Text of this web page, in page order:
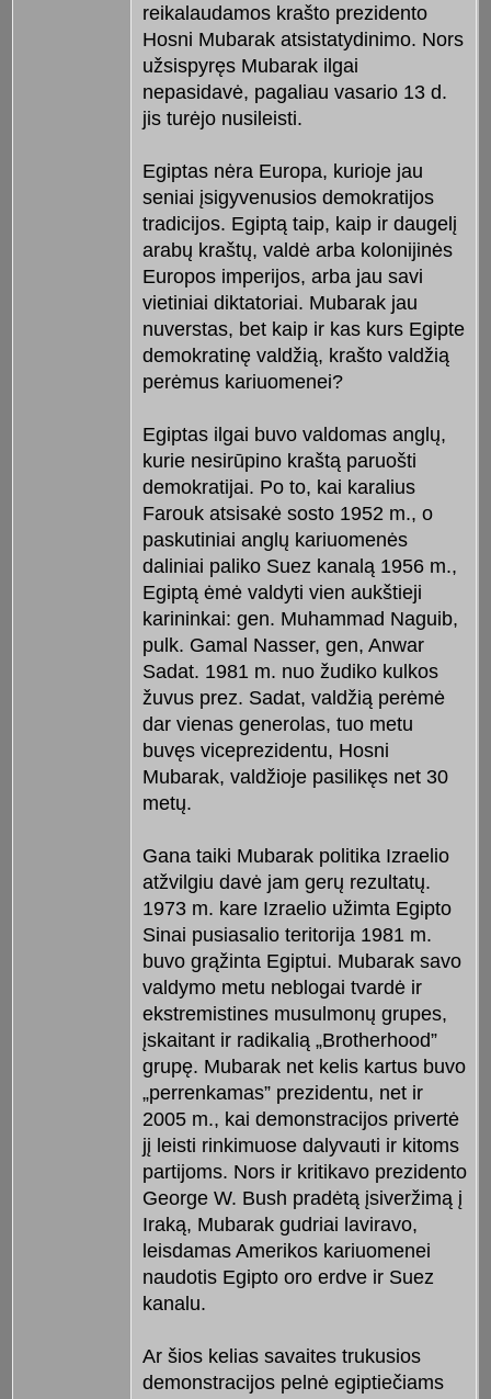
reikalaudamos krašto prezidento
Hosni Mubarak atsistatydinimo. Nors
užsispyręs Mubarak ilgai
nepasidavė, pagaliau vasario 13 d.
jis turėjo nusileisti.
Egiptas nėra Europa, kurioje jau
seniai įsigyvenusios demokratijos
tradicijos. Egiptą taip, kaip ir daugelį
arabų kraštų, valdė arba kolonijinės
Europos imperijos, arba jau savi
vietiniai diktatoriai. Mubarak jau
nuverstas, bet kaip ir kas kurs Egipte
demokratinę valdžią, krašto valdžią
perėmus kariuomenei?
Egiptas ilgai buvo valdomas anglų,
kurie nesirūpino kraštą paruošti
demokratijai. Po to, kai karalius
Farouk atsisakė sosto 1952 m., o
paskutiniai anglų kariuomenės
daliniai paliko Suez kanalą 1956 m.,
Egiptą ėmė valdyti vien aukštieji
karininkai: gen. Muhammad Naguib,
pulk. Gamal Nasser, gen, Anwar
Sadat. 1981 m. nuo žudiko kulkos
žuvus prez. Sadat, valdžią perėmė
dar vienas generolas, tuo metu
buvęs viceprezidentu, Hosni
Mubarak, valdžioje pasilikęs net 30
metų.
Gana taiki Mubarak politika Izraelio
atžvilgiu davė jam gerų rezultatų.
1973 m. kare Izraelio užimta Egipto
Sinai pusiasalio teritorija 1981 m.
buvo grąžinta Egiptui. Mubarak savo
valdymo metu neblogai tvardė ir
ekstremistines musulmonų grupes,
įskaitant ir radikalią „Brotherhood”
grupę. Mubarak net kelis kartus buvo
„perrenkamas” prezidentu, net ir
2005 m., kai demonstracijos privertė
jį leisti rinkimuose dalyvauti ir kitoms
partijoms. Nors ir kritikavo prezidento
George W. Bush pradėtą įsiveržimą į
Iraką, Mubarak gudriai laviravo,
leisdamas Amerikos kariuomenei
naudotis Egipto oro erdve ir Suez
kanalu.
Ar šios kelias savaites trukusios
demonstracijos pelnė egiptiečiams